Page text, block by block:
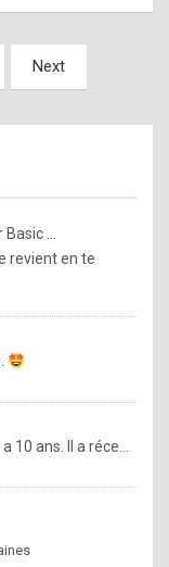
Next
...
revient en te
10 ans. Il a réce...